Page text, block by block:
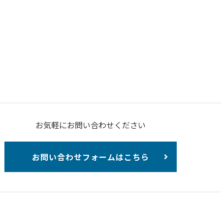
お気軽にお問い合わせください
お問い合わせフォームはこちら